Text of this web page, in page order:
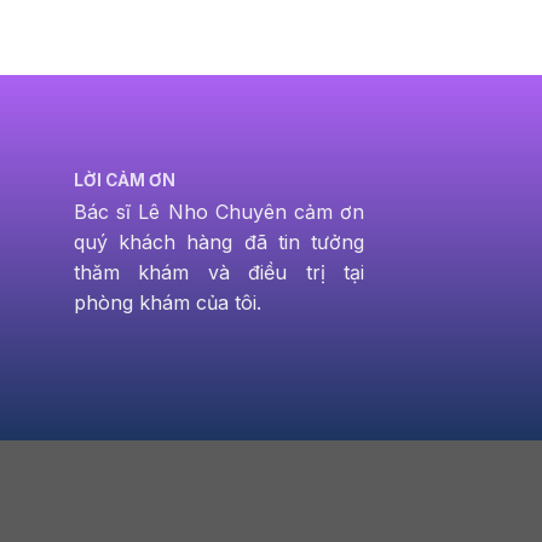
LỜI CẢM ƠN
Bác sĩ Lê Nho Chuyên cảm ơn
quý khách hàng đã tin tưởng
thăm khám và điều trị tại
phòng khám của tôi.